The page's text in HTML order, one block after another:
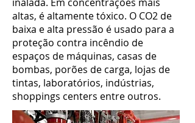
altas, é altamente tóxico. O CO2 de
baixa e alta pressão é usado para a
proteção contra incêndio de
espaços de máquinas, casas de
bombas, porões de carga, lojas de
tintas, laboratórios, indústrias,
shoppings centers entre outros.